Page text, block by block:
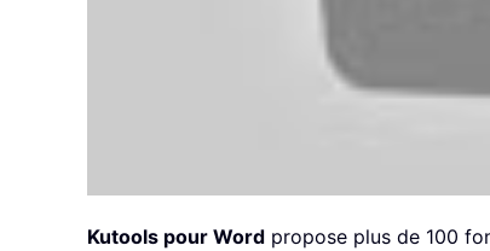
Kutools pour Word propose plus de 100